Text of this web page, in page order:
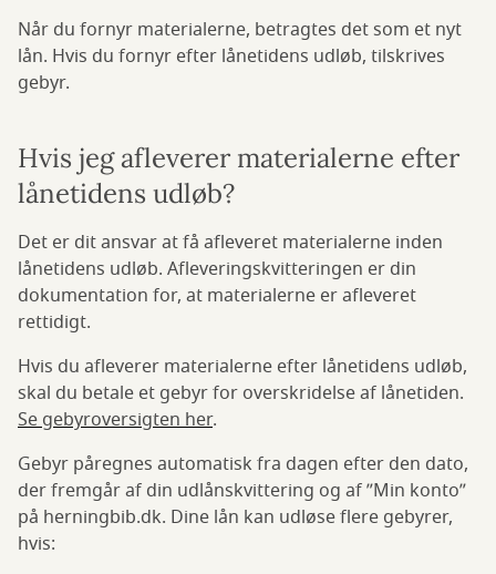
Når du fornyr materialerne, betragtes det som et nyt
lån. Hvis du fornyr efter lånetidens udløb, tilskrives
gebyr.
Hvis jeg afleverer materialerne efter
lånetidens udløb?
Det er dit ansvar at få afleveret materialerne inden
lånetidens udløb. Afleveringskvitteringen er din
dokumentation for, at materialerne er afleveret
rettidigt.
Hvis du afleverer materialerne efter lånetidens udløb,
skal du betale et gebyr for overskridelse af lånetiden.
Se gebyroversigten her.
Gebyr påregnes automatisk fra dagen efter den dato,
der fremgår af din udlånskvittering og af ”Min konto”
på herningbib.dk. Dine lån kan udløse flere gebyrer,
hvis: